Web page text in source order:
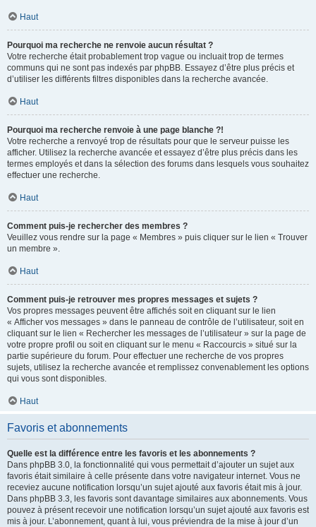
Haut
Pourquoi ma recherche ne renvoie aucun résultat ?
Votre recherche était probablement trop vague ou incluait trop de termes
communs qui ne sont pas indexés par phpBB. Essayez d’être plus précis et
d’utiliser les différents filtres disponibles dans la recherche avancée.
Haut
Pourquoi ma recherche renvoie à une page blanche ?!
Votre recherche a renvoyé trop de résultats pour que le serveur puisse les
afficher. Utilisez la recherche avancée et essayez d’être plus précis dans les
termes employés et dans la sélection des forums dans lesquels vous souhaitez
effectuer une recherche.
Haut
Comment puis-je rechercher des membres ?
Veuillez vous rendre sur la page « Membres » puis cliquer sur le lien « Trouver
un membre ».
Haut
Comment puis-je retrouver mes propres messages et sujets ?
Vos propres messages peuvent être affichés soit en cliquant sur le lien
« Afficher vos messages » dans le panneau de contrôle de l’utilisateur, soit en
cliquant sur le lien « Rechercher les messages de l’utilisateur » sur la page de
votre propre profil ou soit en cliquant sur le menu « Raccourcis » situé sur la
partie supérieure du forum. Pour effectuer une recherche de vos propres
sujets, utilisez la recherche avancée et remplissez convenablement les options
qui vous sont disponibles.
Haut
Favoris et abonnements
Quelle est la différence entre les favoris et les abonnements ?
Dans phpBB 3.0, la fonctionnalité qui vous permettait d’ajouter un sujet aux
favoris était similaire à celle présente dans votre navigateur internet. Vous ne
receviez aucune notification lorsqu’un sujet ajouté aux favoris était mis à jour.
Dans phpBB 3.3, les favoris sont davantage similaires aux abonnements. Vous
pouvez à présent recevoir une notification lorsqu’un sujet ajouté aux favoris est
mis à jour. L’abonnement, quant à lui, vous préviendra de la mise à jour d’un